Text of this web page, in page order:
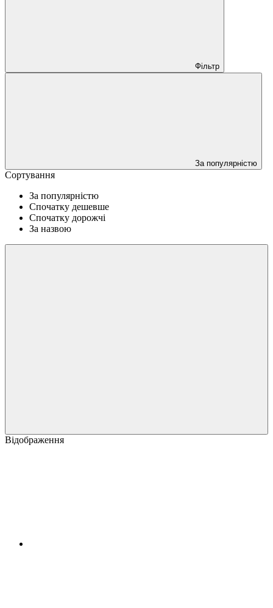
Фільтр
За популярністю
Сортування
За популярністю
Спочатку дешевше
Спочатку дорожчі
За назвою
Відображення